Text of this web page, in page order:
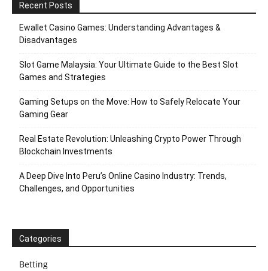
Recent Posts
Ewallet Casino Games: Understanding Advantages &
Disadvantages
Slot Game Malaysia: Your Ultimate Guide to the Best Slot
Games and Strategies
Gaming Setups on the Move: How to Safely Relocate Your
Gaming Gear
Real Estate Revolution: Unleashing Crypto Power Through
Blockchain Investments
A Deep Dive Into Peru’s Online Casino Industry: Trends,
Challenges, and Opportunities
Categories
Betting